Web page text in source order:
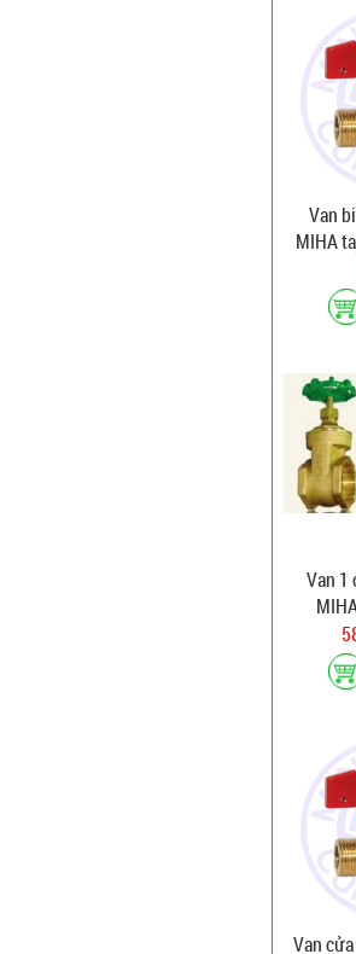
Van
MIHA
Van 1
Van